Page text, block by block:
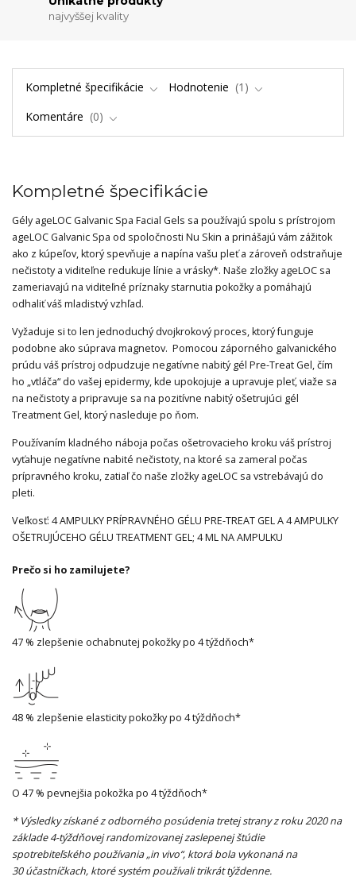
najvyššej kvality
Kompletné špecifikácie Hodnotenie
1
Komentáre
0
Kompletné špecifikácie
Gély ageLOC Galvanic Spa Facial Gels sa používajú spolu s prístrojom
ageLOC Galvanic Spa od spoločnosti Nu Skin a prinášajú vám zážitok
ako z kúpeľov, ktorý spevňuje a napína vašu pleť a zároveň odstraňuje
nečistoty a viditeľne redukuje línie a vrásky*. Naše zložky ageLOC sa
zameriavajú na viditeľné príznaky starnutia pokožky a pomáhajú
odhaliť váš mladistvý vzhľad.
Vyžaduje si to len jednoduchý dvojkrokový proces, ktorý funguje
podobne ako súprava magnetov. Pomocou záporného galvanického
prúdu váš prístroj odpudzuje negatívne nabitý gél Pre-Treat Gel, čím
ho „vtláča“ do vašej epidermy, kde upokojuje a upravuje pleť, viaže sa
na nečistoty a pripravuje sa na pozitívne nabitý ošetrujúci gél
Treatment Gel, ktorý nasleduje po ňom.
Používaním kladného náboja počas ošetrovacieho kroku váš prístroj
vyťahuje negatívne nabité nečistoty, na ktoré sa zameral počas
prípravného kroku, zatiaľ čo naše zložky ageLOC sa vstrebávajú do
pleti.
Veľkosť: 4 AMPULKY PRÍPRAVNÉHO GÉLU PRE-TREAT GEL A 4 AMPULKY
OŠETRUJÚCEHO GÉLU TREATMENT GEL; 4 ML NA AMPULKU
Prečo si ho zamilujete?
47 % zlepšenie ochabnutej pokožky po 4 týždňoch*
48 % zlepšenie elasticity pokožky po 4 týždňoch*
O 47 % pevnejšia pokožka po 4 týždňoch*
* Výsledky získané z odborného posúdenia tretej strany z roku 2020 na
základe 4-týždňovej randomizovanej zaslepenej štúdie
spotrebiteľského používania „in vivo“, ktorá bola vykonaná na
30 účastníčkach, ktoré systém používali trikrát týždenne.